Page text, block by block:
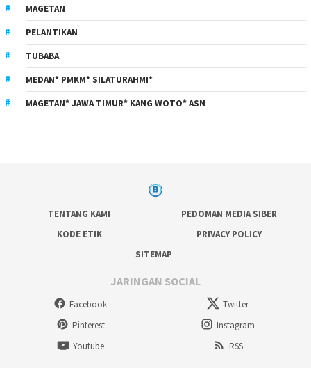
MAGETAN
PELANTIKAN
TUBABA
MEDAN* PMKM* SILATURAHMI*
MAGETAN* JAWA TIMUR* KANG WOTO* ASN
TENTANG KAMI
PEDOMAN MEDIA SIBER
KODE ETIK
PRIVACY POLICY
SITEMAP
JARINGAN SOCIAL
Facebook
Twitter
Pinterest
Instagram
Youtube
RSS